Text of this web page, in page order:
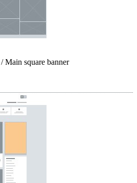
/ Main square banner